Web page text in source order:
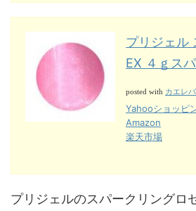
プリジェル
EX ４ｇス
posted with カエレバ
Yahooショッピ
Amazon
楽天市場
プリジェルのスパークリングロ